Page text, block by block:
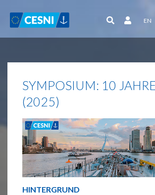
EN
SYMPOSIUM: 10
(2025)
HINTERGRUND